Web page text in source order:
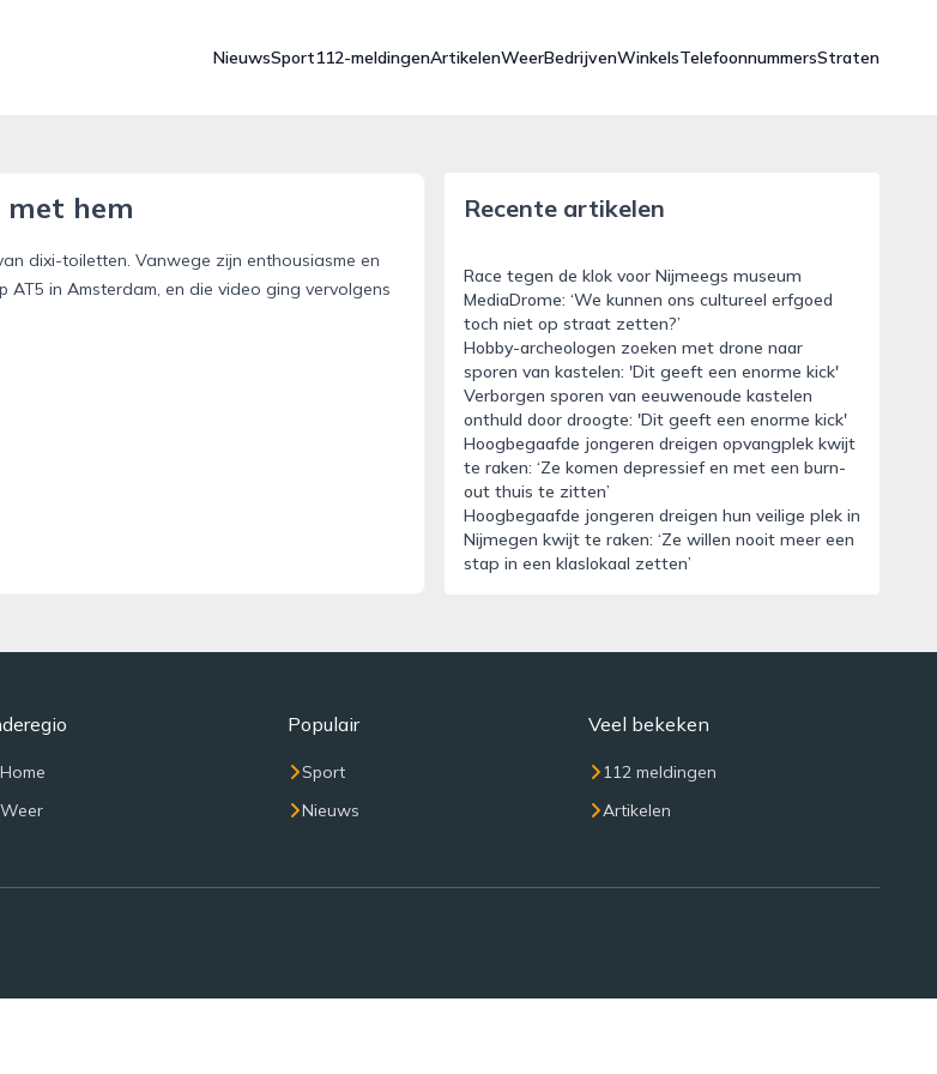
NieuwsSport112-meldingenArtikelenWeerBedrijvenWinkelsTelefoonnummersStraten
hem
dixi-toiletten. Vanwege zijn enthousiasme en
in Amsterdam, en die video ging vervolgens
Recente artikelen
Race tegen de klok voor Nijmeegs museum
MediaDrome: ‘We kunnen ons cultureel erfgoed
toch niet op straat zetten?’
Hobby-archeologen zoeken met drone naar
sporen van kastelen: 'Dit geeft een enorme kick'
Verborgen sporen van eeuwenoude kastelen
onthuld door droogte: 'Dit geeft een enorme kick'
Hoogbegaafde jongeren dreigen opvangplek kwijt
te raken: ‘Ze komen depressief en met een burn-
out thuis te zitten’
Hoogbegaafde jongeren dreigen hun veilige plek in
Nijmegen kwijt te raken: ‘Ze willen nooit meer een
stap in een klaslokaal zetten’
Home
Weer
Populair
Sport
Nieuws
Veel bekeken
112 meldingen
Artikelen